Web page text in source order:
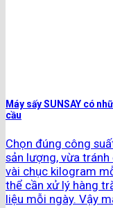
Máy sấy SUNSAY có
cầu
Chọn đúng công
sản lượng, vừa
vài chục kilogram
thể cần xử lý hàng
liệu mỗi ngày. Vậy